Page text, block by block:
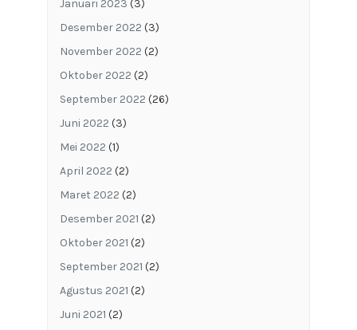
Januari 2023 (3)
Desember 2022 (3)
November 2022 (2)
Oktober 2022 (2)
September 2022 (26)
Juni 2022 (3)
Mei 2022 (1)
April 2022 (2)
Maret 2022 (2)
Desember 2021 (2)
Oktober 2021 (2)
September 2021 (2)
Agustus 2021 (2)
Juni 2021 (2)